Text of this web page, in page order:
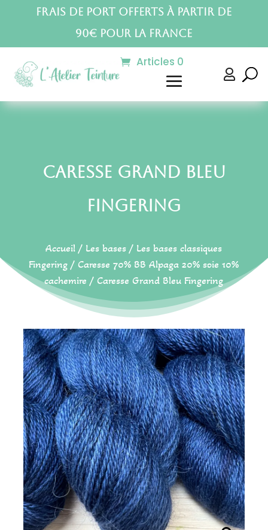
Frais de port offerts à partir de
90€ pour la France
Articles 0

Caresse Grand Bleu
Fingering
Accueil / Les bases / Les bases classiques
Fingering / Caresse 70% BB Alpaga 20% soie 10%
cachemire / Caresse Grand Bleu Fingering